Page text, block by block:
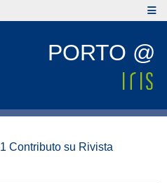
PORTO @
1 Contributo su Rivista